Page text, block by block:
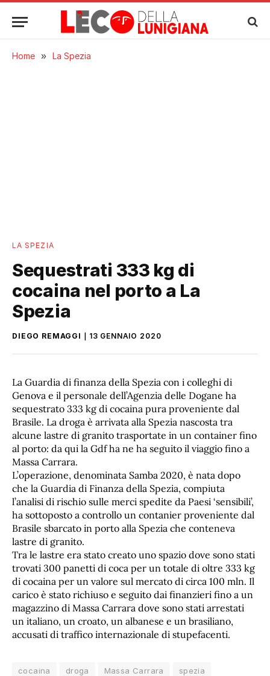
Home » La Spezia
LA SPEZIA
Sequestrati 333 kg di
cocaina nel porto a La
Spezia
DIEGO REMAGGI 13 GENNAIO 2020
La Guardia di finanza della Spezia con i colleghi di
Genova e il personale dell’Agenzia delle Dogane ha
sequestrato 333 kg di cocaina pura proveniente dal
Brasile. La droga è arrivata alla Spezia nascosta tra
alcune lastre di granito trasportate in un container fino
al porto: da qui la Gdf ha ne ha seguito il viaggio fino a
Massa Carrara.
L’operazione, denominata Samba 2020, è nata dopo
che la Guardia di Finanza della Spezia, compiuta
l’analisi di rischio sulle merci spedite da Paesi ‘sensibili’,
ha sottoposto a controllo un contanier proveniente dal
Brasile sbarcato in porto alla Spezia che conteneva
lastre di granito.
Tra le lastre era stato creato uno spazio dove sono stati
trovati 300 panetti di coca per un totale di oltre 333 kg
di cocaina per un valore sul mercato di circa 100 mln. Il
carico è stato richiuso e seguito dai finanzieri fino a un
magazzino di Massa Carrara dove sono stati arrestati
un italiano, un croato, un albanese e un brasiliano,
accusati di traffico internazionale di stupefacenti.
cocaina droga Massa Carrara spezia